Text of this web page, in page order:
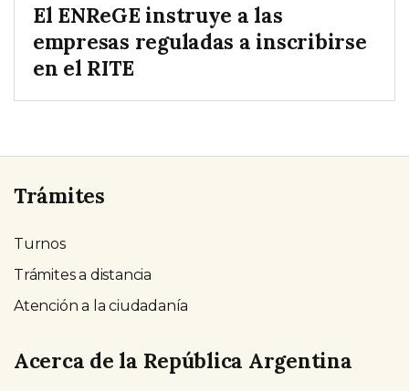
El ENReGE instruye a las
empresas reguladas a inscribirse
en el RITE
Trámites
Turnos
Trámites a distancia
Atención a la ciudadanía
Acerca de la República Argentina